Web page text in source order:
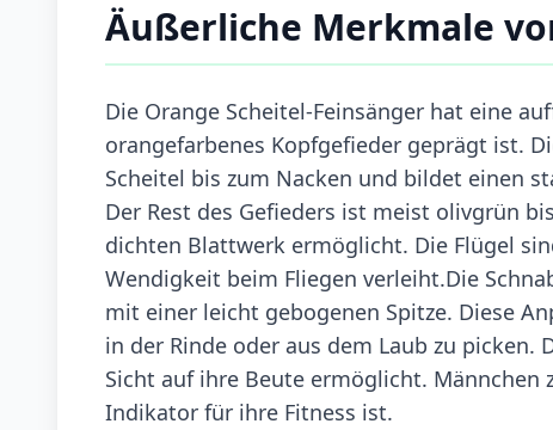
Äußerliche Merkmale
Die Orange Scheitel-Feinsänger hat eine
orangefarbenes Kopfgefieder geprägt ist.
Scheitel bis zum Nacken und bildet einen
Der Rest des Gefieders ist meist olivgrün
dichten Blattwerk ermöglicht. Die Flügel
Wendigkeit beim Fliegen verleiht.Die
mit einer leicht gebogenen Spitze. Diese
in der Rinde oder aus dem Laub zu
Sicht auf ihre Beute ermöglicht. Männchen
Indikator für ihre Fitness ist.